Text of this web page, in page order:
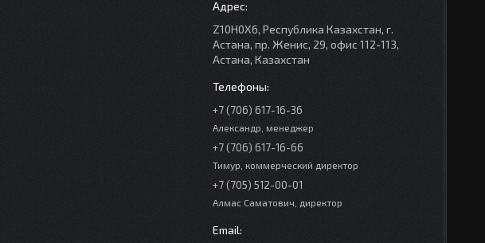
Z10H0X6, Республика Казахстан, г.
Астана, пр. Женис, 29, офис 112-113,
Астана, Казахстан
+7 (706) 617-16-36
Александр, менеджер
+7 (706) 617-16-66
Тимур, коммерческий директор
+7 (705) 512-00-01
Алмас Саматович, директор